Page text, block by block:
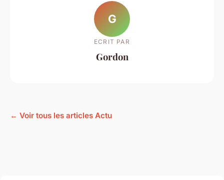
G
ECRIT PAR
Gordon
← Voir tous les articles Actu